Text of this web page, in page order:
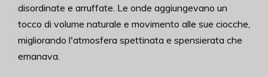
disordinate e arruffate. Le onde aggiungevano un
tocco di volume naturale e movimento alle sue ciocche,
migliorando l'atmosfera spettinata e spensierata che
emanava.